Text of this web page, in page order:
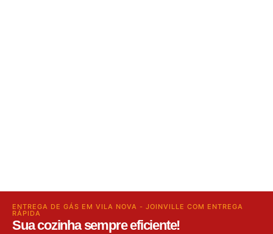
ENTREGA DE GÁS EM VILA NOVA - JOINVILLE COM ENTREGA
RÁPIDA
Sua cozinha sempre eficiente!